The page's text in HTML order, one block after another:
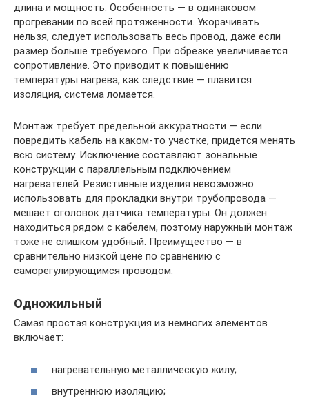
длина и мощность. Особенность — в одинаковом
прогревании по всей протяженности. Укорачивать
нельзя, следует использовать весь провод, даже если
размер больше требуемого. При обрезке увеличивается
сопротивление. Это приводит к повышению
температуры нагрева, как следствие — плавится
изоляция, система ломается.
Монтаж требует предельной аккуратности — если
повредить кабель на каком-то участке, придется менять
всю систему. Исключение составляют зональные
конструкции с параллельным подключением
нагревателей. Резистивные изделия невозможно
использовать для прокладки внутри трубопровода —
мешает оголовок датчика температуры. Он должен
находиться рядом с кабелем, поэтому наружный монтаж
тоже не слишком удобный. Преимущество — в
сравнительно низкой цене по сравнению с
саморегулирующимся проводом.
Одножильный
Самая простая конструкция из немногих элементов
включает:
нагревательную металлическую жилу;
внутреннюю изоляцию;